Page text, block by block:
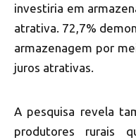
investiria em
atrativa. 72,7%
armazenagem por
juros atrativas.
A pesquisa revela
produtores rurais